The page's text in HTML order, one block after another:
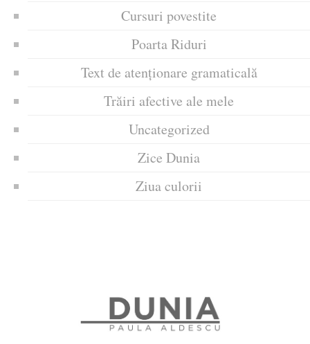
Cursuri povestite
Poarta Riduri
Text de atenționare gramaticală
Trăiri afective ale mele
Uncategorized
Zice Dunia
Ziua culorii